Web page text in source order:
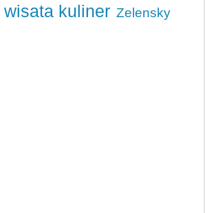
wisata kuliner Zelensky